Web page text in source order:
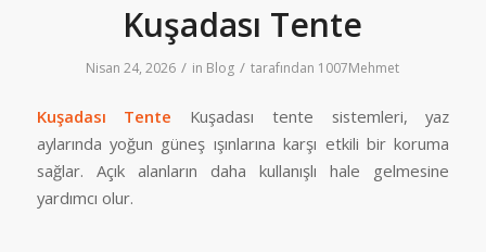
Kuşadası Tente
Nisan 24, 2026 / in Blog / tarafından 1007Mehmet
Kuşadası Tente
Kuşadası tente sistemleri, yaz
aylarında yoğun güneş ışınlarına karşı etkili bir koruma
sağlar. Açık alanların daha kullanışlı hale gelmesine
yardımcı olur.